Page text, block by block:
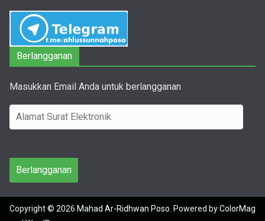
Berlangganan
Masukkan Email Anda untuk berlangganan
l
m
t
S
Berlangganan
Copyright © 2026 Mahad Ar-Ridhwan Poso . Powered byColorMag